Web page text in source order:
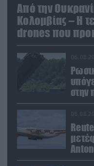
Από την
Κολομβίας – Η
drones που
στην